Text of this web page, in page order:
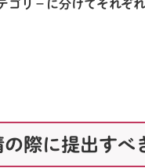
ゴリ－に分けてそれぞ
際に提出すべ